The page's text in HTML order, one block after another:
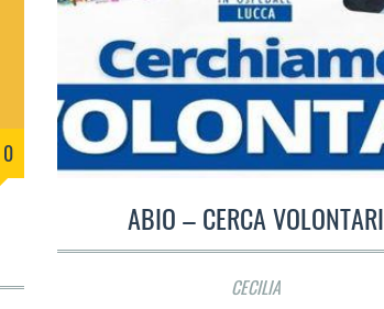
0
ABIO – CERCA VOLONTARI
CECILIA